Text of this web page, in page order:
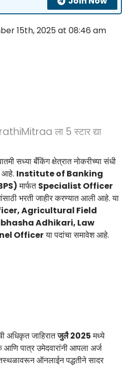
15th, 2025 at 08:46 am
ला 5 स्टार द्या
सध्या बँकिंग क्षेत्रात नोकरीच्या संधी
आहे. Institute of Banking
मार्फतSpecialist Officer
भरती जाहीर करण्यात आली आहे. या
Agricultural Field
Adhikari, Law
Officerया पदांचा समावेश आहे.
अधिकृत जाहिरातजुलै 2025मध्ये
पात्र उमेदवारांनी आपला अर्ज
ऑनलाईन पद्धतीने सादर